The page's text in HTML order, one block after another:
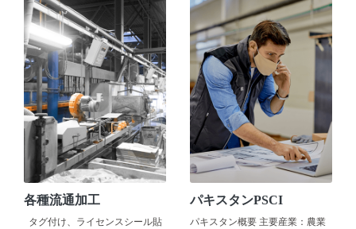
各種流通加工
タグ付け、ライセンスシール貼
パキスタンPSCI
パキスタン概要 主要産業：農業